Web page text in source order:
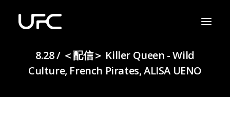
8.28 / ＜配信＞ Killer Queen - Wild
Culture, French Pirates, ALISA UENO